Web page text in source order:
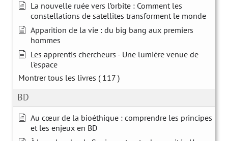
La nouvelle ruée vers l’orbite : Comment les
constellations de satellites transforment le monde
Apparition de la vie : du big bang aux premiers
hommes
Les apprentis chercheurs - Une lumière venue de
l'espace
Montrer tous les livres ( 117 )
BD
Au cœur de la bioéthique : comprendre les principes
et les enjeux en BD